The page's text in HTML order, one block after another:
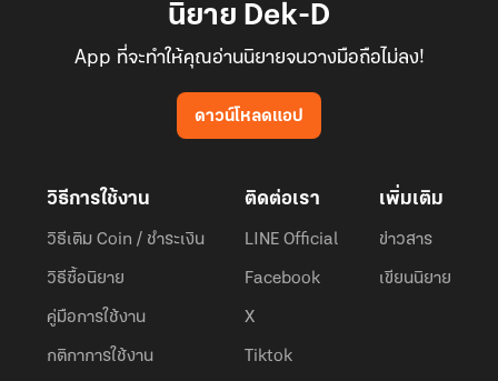
นิยาย Dek-D
App ที่จะทำให้คุณอ่านนิยายจนวางมือถือไม่ลง!
ดาวน์โหลดแอป
วิธีการใช้งาน
วิธีเติม Coin / ชำระเงิน
วิธีซื้อนิยาย
คู่มือการใช้งาน
กติกาการใช้งาน
ติดต่อเรา
LINE Official
Facebook
X
Tiktok
เพิ่มเติม
ข่าวสาร
เขียนนิยาย